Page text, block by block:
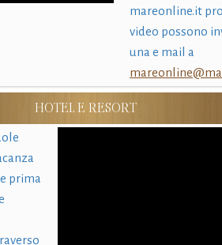
mareonline.it
video possono
una e mail a
HOTEL E RESORT
prima